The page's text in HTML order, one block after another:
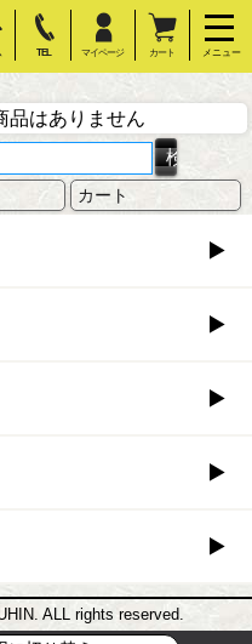
TEL マイページ カート メニュー
品はありません
カート
ALL rights reserved.